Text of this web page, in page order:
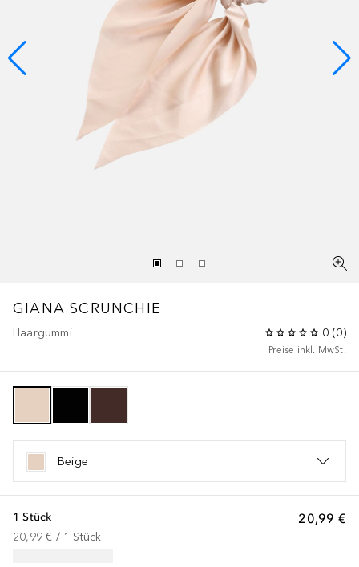
GIANA SCRUNCHIE
Haargummi 0 (0)
Preise inkl. MwSt.
Beige
20,99 €
1 Stück
20,99 € / 1 Stück